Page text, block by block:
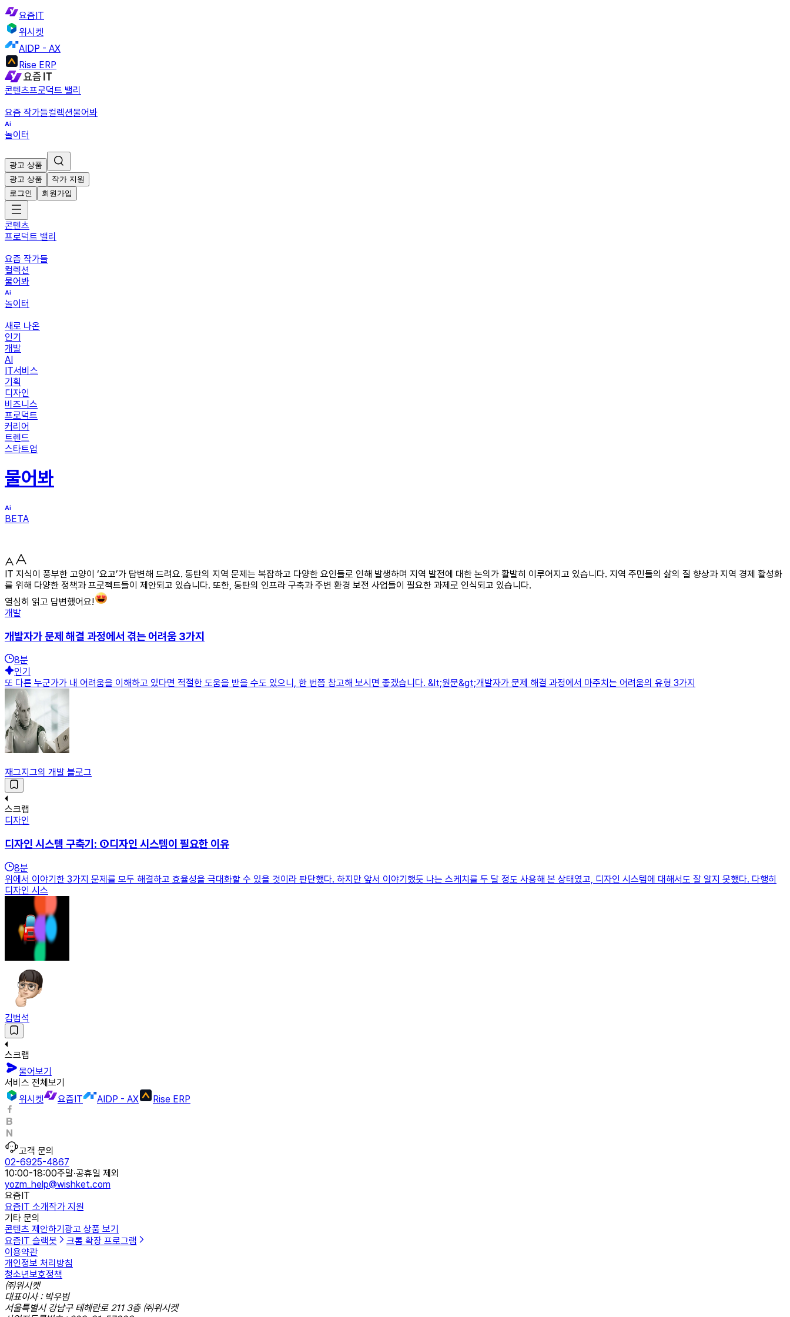
요즘IT
위시켓
AIDP - AX
Rise ERP
콘텐츠프로덕트 밸리
요즘 작가들컬렉션물어봐
놀이터
광고 상품
광고 상품
작가 지원
로그인
회원가입
콘텐츠
프로덕트 밸리
요즘 작가들
컬렉션
물어봐
놀이터
새로 나온
인기
개발
AI
IT서비스
기획
디자인
비즈니스
프로덕트
커리어
트렌드
스타트업
물어봐
BETA
IT 지식이 풍부한 고양이 ‘요고’가 답변해 드려요. 동탄의 지역 문제는 복잡하고 다양한 요인들로 인해 발생하며 지역 발전에 대한 논의가 활발히 이루어지고 있습니다. 지역 주민들의 삶의 질 향상과 지역 경제 활성화
를 위해 다양한 정책과 프로젝트들이 제안되고 있습니다. 또한, 동탄의 인프라 구축과 주변 환경 보전 사업들이 필요한 과제로 인식되고 있습니다.
열심히 읽고 답변했어요!
개발
개발자가 문제 해결 과정에서 겪는 어려움 3가지
8분
인기
또 다른 누군가가 내 어려움을 이해하고 있다면 적절한 도움을 받을 수도 있으니, 한 번쯤 참고해 보시면 좋겠습니다. &lt;원문&gt;개발자가 문제 해결 과정에서 마주치는 어려움의 유형 3가지
재그지그의 개발 블로그
스크랩
디자인
디자인 시스템 구축기: ①디자인 시스템이 필요한 이유
8분
위에서 이야기한 3가지 문제를 모두 해결하고 효율성을 극대화할 수 있을 것이라 판단했다. 하지만 앞서 이야기했듯 나는 스케치를 두 달 정도 사용해 본 상태였고, 디자인 시스템에 대해서도 잘 알지 못했다. 다행히
디자인 시스
김범석
스크랩
물어보기
서비스 전체보기
위시켓
요즘IT AIDP - AX Rise ERP
고객 문의
02-6925-4867
10:00-18:00주말·공휴일 제외
yozm_help@wishket.com
요즘IT
요즘IT 소개작가 지원
기타 문의
콘텐츠 제안하기광고 상품 보기
요즘IT 슬랙봇
크롬 확장 프로그램
이용약관
개인정보 처리방침
청소년보호정책
㈜위시켓
대표이사 : 박우범
서울특별시 강남구 테헤란로 211 3층 ㈜위시켓